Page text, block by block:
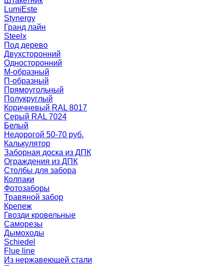
LumiEste
Stynergy
Гранд лайн
Steelx
Под дерево
Двухсторонний
Односторонний
М-образный
П-образный
Прямоугольный
Полукруглый
Коричневый RAL 8017
Серый RAL 7024
Белый
Недорогой 50-70 руб.
Калькулятор
Заборная доска из ДПК
Ограждения из ДПК
Столбы для забора
Колпаки
Фотозаборы
Травяной забор
Крепеж
Гвозди кровельные
Саморезы
Дымоходы
Schiedel
Flue line
Из нержавеющей стали